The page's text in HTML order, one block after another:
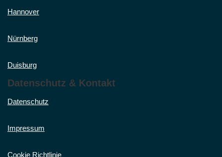
Hannover
Nürnberg
Duisburg
Datenschutz & Kontakt
Datenschutz
Impressum
Cookie Richtlinie